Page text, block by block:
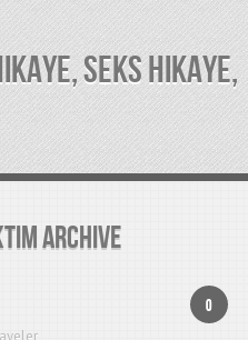
SEKS HIKAYE,
Archive
0